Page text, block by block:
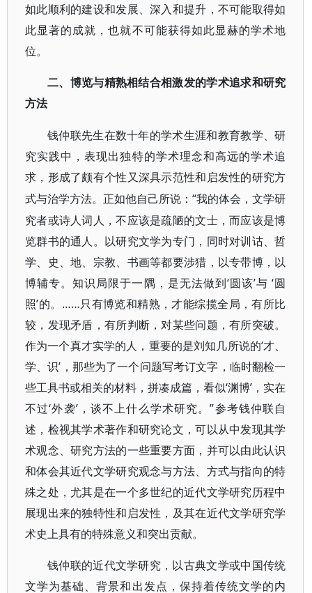
如此顺利的建设和发展、深入和提升，不可能取得如
此显著的成就，也就不可能获得如此显赫的学术地
位。
二、博览与精熟相结合相激发的学术追求和研究
方法
钱仲联先生在数十年的学术生涯和教育教学、研
究实践中，表现出独特的学术理念和高远的学术追
求，形成了颇有个性又深具示范性和启发性的研究方
式与治学方法。正如他自己所说：“我的体会，文学研
究者或诗人词人，不应该是疏陋的文士，而应该是博
览群书的通人。以研究文学为专门，同时对训诂、哲
学、史、地、宗教、书画等都要涉猎，以专带博，以
博辅专。知识局限于一隅，是无法做到‘圆该’与 ‘圆
照’的。……只有博览和精熟，才能综揽全局，有所比
较，发现矛盾，有所判断，对某些问题，有所突破。
作为一个真才实学的人，重要的是刘知几所说的‘才、
学、识’，那些为了一个问题写考订文字，临时翻检一
些工具书或相关的材料，拼凑成篇，看似‘渊博’，实在
不过‘外袭’，谈不上什么学术研究。”参考钱仲联自
述，检视其学术著作和研究论文，可以从中发现其学
术观念、研究方法的一些重要方面，并可以由此认识
和体会其近代文学研究观念与方法、方式与指向的特
殊之处，尤其是在一个多世纪的近代文学研究历程中
展现出来的独特性和启发性，及其在近代文学研究学
术史上具有的特殊意义和突出贡献。
钱仲联的近代文学研究，以古典文学或中国传统
文学为基础、背景和出发点，保持着传统文学的内